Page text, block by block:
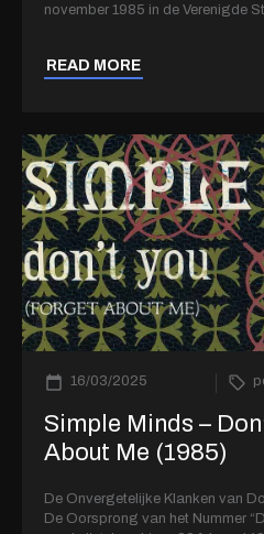
november 1985 in de Verenigde
READ MORE
16/03/2025
Simple Minds –
About Me (1985)
De Onvergetelijke Klanken van
De Oorsprong van het Nummer